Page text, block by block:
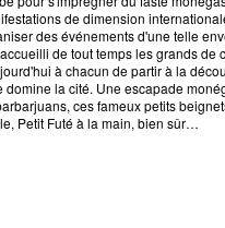
de dimension
des événements d'une telle
de tout temps les grands
à chacun de partir à la
la cité. Une escapade
ces fameux petits
Petit Futé à la main, bien sûr…